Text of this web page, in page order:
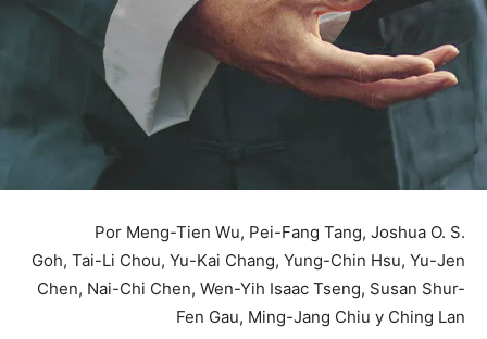
Por Meng-Tien Wu, Pei-Fang Tang, Joshua O. S.
Goh, Tai-Li Chou, Yu-Kai Chang, Yung-Chin Hsu, Yu-Jen
Chen, Nai-Chi Chen, Wen-Yih Isaac Tseng, Susan Shur-
Fen Gau, Ming-Jang Chiu y Ching Lan